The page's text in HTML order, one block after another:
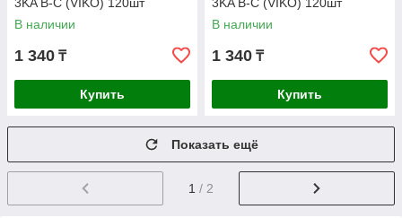
В наличии
1 340 ₸
Купить
В наличии
1 340 ₸
Купить
Показать ещё
1 / 2